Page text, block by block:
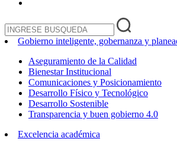
Gobierno inteligente, gobernanza y
Aseguramiento de la Calidad
Bienestar Institucional
Comunicaciones y Posicionamiento
Desarrollo Físico y Tecnológico
Desarrollo Sostenible
Transparencia y buen gobierno 4.0
Excelencia académica